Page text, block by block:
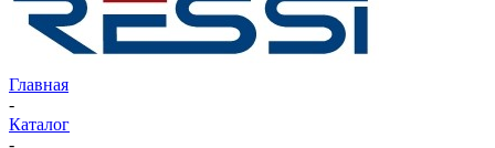
Главная
-
Каталог
-